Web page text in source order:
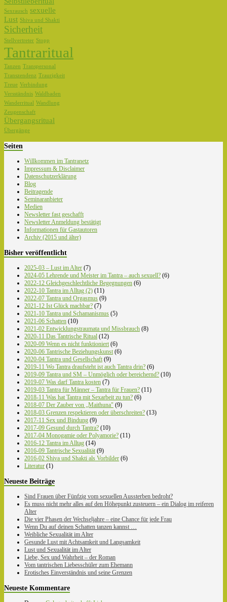
Sexrausch sexuelle
Lust Shiva und Shakti
Sicherheit
Stellvertreter Stopp
Tantraritual
Tanzen Transpersonal
Transzendenz Traurigkeit
Treue Verbindung
Versständnis Waldbaden
Wanderritual Wandlung
Zeugenschaft
Übergangsritual
Übergänge
Seiten
Willkommen im Tantranetz
Impressum & Disclaimer
Datenschutzerklärung
Blog
Beitragende
Seminaranbieter
Medien
Newsletter fast geschafft
Newsletter Anmeldung bestätigt
Informationen für Gastautoren
Archiv (2015 und älter)
Bisher veröffentlicht
2025-03 – Lust im Alter (7)
2024-05 Lehrende und Meister im Tantra – auch sexuell? (6)
2022-12 Gleichgeschlechtliche Begegnungen (6)
2022-10 Tantra im Alltag (2) (11)
2022-07 Tantra und Orgasmus (9)
2021-12 Ist Glück machbar? (7)
2021-10 Tantra und Schamanismus (5)
2021-06 Schatten (10)
2021-02 Entwicklungstraumata und Missbrauch (8)
2020-11 Das Tantrische Ritual (12)
2020-09 Wenn es nicht funktioniert (6)
2020-06 Tantrische Beziehungskunst (6)
2020-04 Tantra und Gesellschaft (9)
2019-11 Wo Tantra draufsteht ist auch Tantra drin? (6)
2019-09 Tantra und SM – Unmöglich oder bereichernd? (10)
2019-07 Was darf Tantra kosten (7)
2019-03 Tantra für Männer – Tantra für Frauen? (11)
2018-11 Was hat Tantra mit Sexarbeit zu tun? (6)
2018-07 Der Zauber von „Maithuna" (9)
2018-03 Grenzen respektieren oder überschreiten? (13)
2017-11 Sex und Bindung (9)
2017-09 Gesund durch Tantra? (10)
2017-04 Monogamie oder Polyamorie? (11)
2016-12 Tantra im Alltag (14)
2016-09 Tantrische Sexualität (9)
2016-02 Shiva und Shakti als Vorbilder (6)
Literatur (1)
Neueste Beiträge
Sind Frauen über Fünfzig vom sexuellen Aussterben bedroht?
Es muss nicht mehr alles auf den Höhepunkt zusteuern – ein Dialog im reiferen
Alter
Die vier Phasen der Wechseljahre – eine Chance für jede Frau
Wenn Du auf deinen Schatten tanzen kannst …
Weibliche Sexualität im Alter
Gesunde Lust mit Achtsamkeit und Langsamkeit
Lust und Sexualität im Alter
Liebe, Sex und Wahrheit – der Roman
Vom tantrischen Liebesschüler zum Ehemann
Erotisches Einverständnis und seine Grenzen
Neueste Kommentare